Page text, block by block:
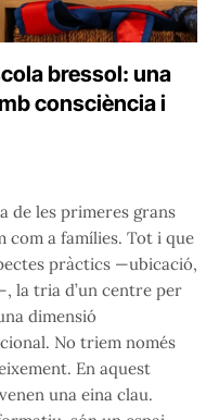
bressol: una
consciència i
de les primeres grans
com a famílies. Tot i que
pràctics —ubicació,
la tria d’un centre per
dimensió
No triem només
En aquest
una eina clau.